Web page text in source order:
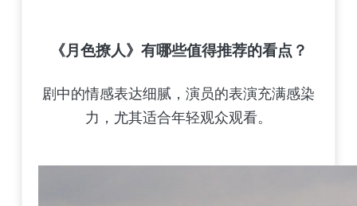
《月色撩人》有哪些值得推荐的看点？
剧中的情感表达细腻，演员的表演充满感染
力，尤其适合年轻观众观看。